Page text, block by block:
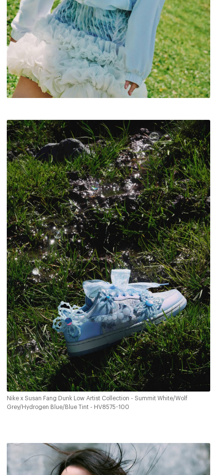
Nike x Susan Fang Dunk Low Artist Collection - Summit White/Wolf
Grey/Hydrogen Blue/Blue Tint - HV8575-100